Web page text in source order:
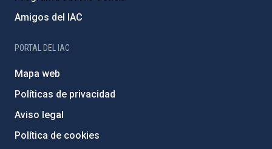
Amigos del IAC
PORTAL DEL IAC
Mapa web
Políticas de privacidad
Aviso legal
Política de cookies